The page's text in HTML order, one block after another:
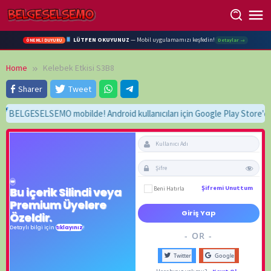
Skip
to
content
ÖNEMLİ DUYURU LÜTFEN OKUYUNUZ — Mobil uygulamamızı keşfedin! Detaylar →
Home
Kelebek Etkisi S3B8
Sharer
Tweet
mobilde! Android kullanıcıları için Google Play Store'da